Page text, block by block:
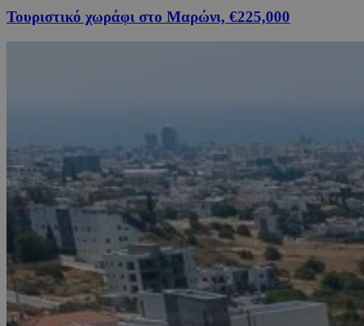
Τουριστικό χωράφι στο Μαρώνι, €225,000